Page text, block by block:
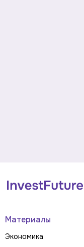
Материалы
Экономика